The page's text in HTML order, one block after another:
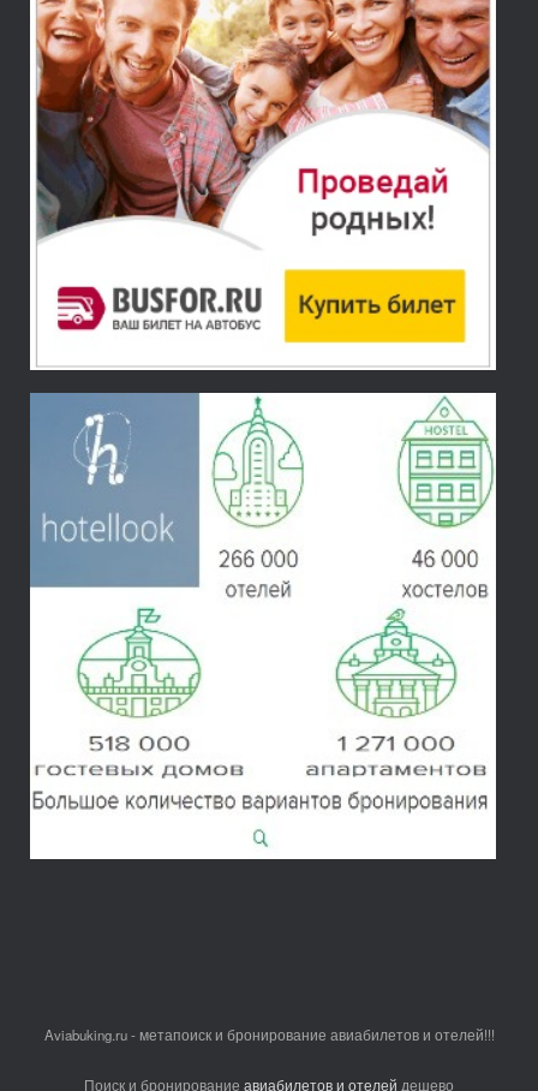
Aviabuking.ru - метапоиск и бронирование авиабилетов и отелей!!!
Поиск и бронирование авиабилетов и отелей дешево